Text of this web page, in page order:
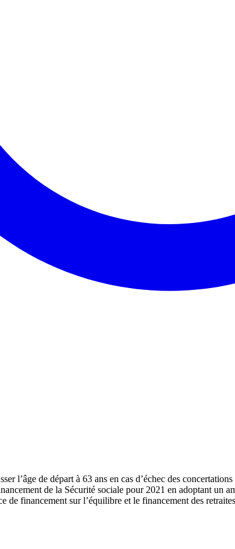
de la Sécurité sociale pour 2021 en adoptant un
de financement sur l’équilibre et le financement des